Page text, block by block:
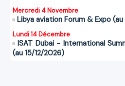
Mercredi 4 Novembre
Libya aviation Forum & Expo
Lundi 14 Décembre
ISAT Dubai - International
(au 15/12/2026)